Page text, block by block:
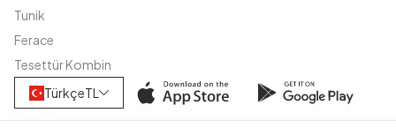
Tunik
Ferace
Tesettür Kombin
TürkçeTL